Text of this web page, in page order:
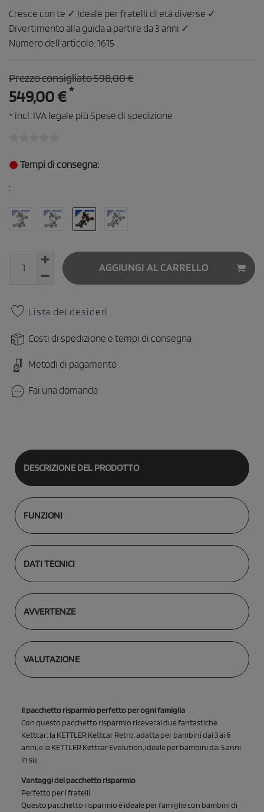
Cresce con te ✓ Ideale per fratelli di età diverse ✓
Divertimento alla guida a partire da 3 anni ✓
Numero dell'articolo: 1615
Prezzo consigliato 598,00 €
549,00 €*
* incl. IVA legale più Spese di spedizione
Tempi di consegna:
:
AGGIUNGI AL CARRELLO
Lista dei desideri
Costi di spedizione e tempi di consegna
Metodi di pagamento
Fai una domanda
DESCRIZIONE DEL PRODOTTO
FUNZIONI
DATI TECNICI
AVVERTENZE
VALUTAZIONE
Il pacchetto risparmio perfetto per ogni famiglia
Con questo pacchetto risparmio riceverai due fantastiche
Kettcar: la KETTLER Kettcar Retro, adatta per bambini dai 3 ai 6
anni, e la KETTLER Kettcar Evolution, ideale per bambini dai 5 anni
in su.
Vantaggi del pacchetto risparmio
Perfetto per i fratelli
Questo pacchetto risparmio è ideale per famiglie con bambini di